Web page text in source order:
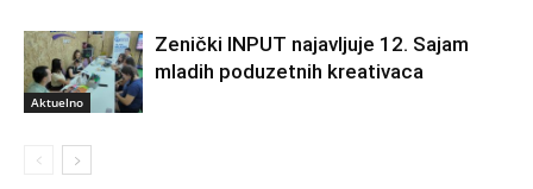
Aktuelno
Zenički INPUT najavljuje 12. Sajam
mladih poduzetnih kreativaca